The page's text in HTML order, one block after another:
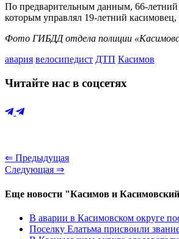
По предварительным данным, 66-летний
которым управлял 19-летний
Фото ГИБДД отдела полиции
авария велосипедист ДТП Касимов
Читайте нас в соцсетях
⇐ Предыдущая
Следующая ⇒
Еще новости "Касимов и
В аварии в Касимовском округе
Поселку Елатьма присвоили